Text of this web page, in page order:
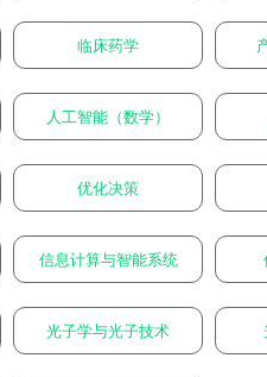
临床药学
人工智能（数学）
优化决策
信息计算与智能系统
光子学与光子技术